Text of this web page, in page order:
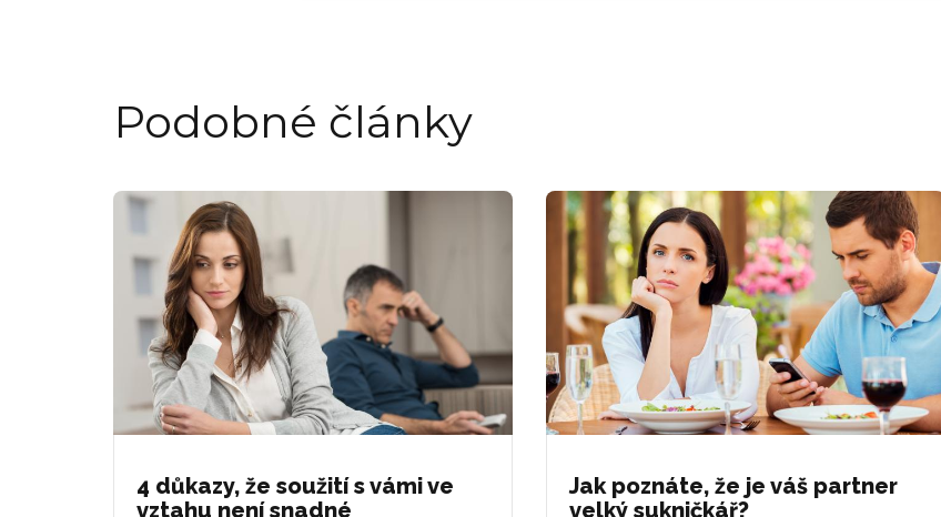
Podobné články
4 důkazy, že soužití s vámi ve
vztahu není snadné
Jak poznáte, že je váš partner
velký sukničkář?